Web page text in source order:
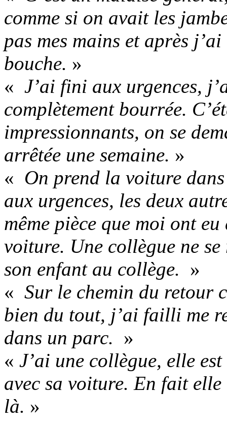
comme si on avait les
pas mes mains et après
bouche. »
« J’ai fini aux urgences,
complètement bourrée.
impressionnants, on se
arrêtée une semaine. »
« On prend la voiture
aux urgences, les deux
même pièce que moi ont
voiture. Une collègue ne
son enfant au collège. »
« Sur le chemin du retour
bien du tout, j’ai failli me
dans un parc. »
« J’ai une collègue, elle
avec sa voiture. En fait
là. »